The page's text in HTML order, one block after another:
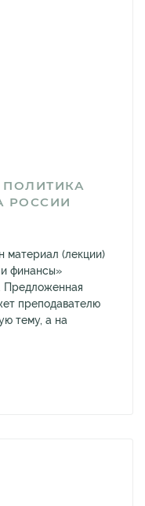
РОССИИ
материал (лекции)
финансы»
Предложенная
преподавателю
тему, а на